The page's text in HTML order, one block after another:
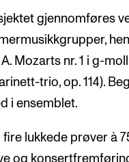
gjennomføres
Mozarts nr. 1 i g-
trio, op. 114).
i ensemblet.
fire lukkede prøver à
og